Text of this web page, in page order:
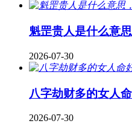
魁罡贵人是什么意
2026-07-30
八字劫财多的女人
2026-07-30